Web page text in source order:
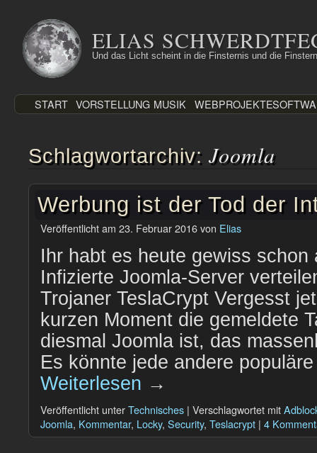
Inhalt
springen
ELIAS
Und das Licht scheint in die Finsternis und die
START VORSTELLUNG MUSIK WEBPROJEKTE
Schlagwortarchiv: Joomla
Werbung ist der Tod der
Veröffentlicht am 23. Februar 2016von Elias
Ihr habt es heute gewiss schon
Infizierte Joomla-Server
Trojaner TeslaCrypt Vergesst
kurzen Moment die gemeldete
diesmal Joomla ist, das
Es könnte jede andere
Weiterlesen →
Veröffentlicht unterTechnisches | Verschlagwortet mit
Joomla, Kommentar, Locky, Security, Teslacrypt | 4